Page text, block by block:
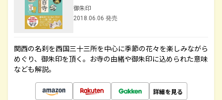
御朱印
2018.06.06 発売
関西の名刹を西国三十三所を中心に季節の花々を楽しみながら
めぐり、御朱印を頂く。お寺の由緒や御朱印に込められた意味
なども解説。
詳細を見る